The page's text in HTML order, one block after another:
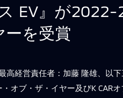
EV』が
ーを受賞
経営責任者：加藤 隆雄、以
オブ・ザ・イヤー及びK CAR